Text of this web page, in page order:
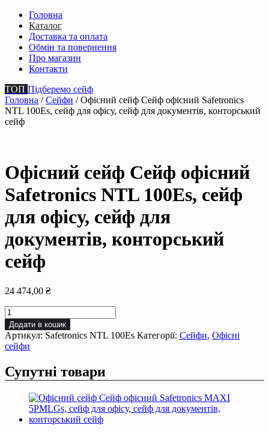
Головна
Каталог
Доставка та оплата
Обмін та повернення
Про магазин
Контакти
ТОП Підберемо сейф
Головна /Сейфи / Офісний сейф Сейф офiсний Safetronics
NTL 100Es, сейф для офiсу, сейф для документiв, конторський
сейф
Офісний сейф Сейф офiсний
Safetronics NTL 100Es, сейф
для офiсу, сейф для
документiв, конторський
сейф
24 474,00 ₴
Офісний
сейф
Сейф
офiсний
Safetronics
NTL
100Es,
сейф
Додати в кошик
Артикул: Safetronics NTL 100Es Категорії: Сейфи, Офісні
сейфи
Супутні товари